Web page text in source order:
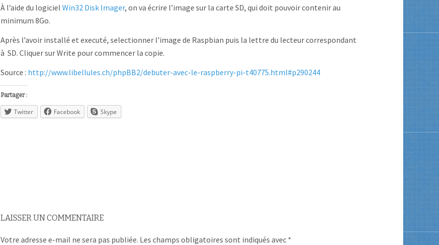
À l’aide du logiciel Win32 Disk Imager, on va écrire l’image sur la carte SD, qui doit pouvoir contenir au
minimum 8Go.
Après l’avoir installé et executé, selectionner l’image de Raspbian puis la lettre du lecteur correspondant
à SD. Cliquer sur Write pour commencer la copie.
Source : http://www.libellules.ch/phpBB2/debuter-avec-le-raspberry-pi-t40775.html#p290244
Partager :
Twitter Facebook Skype
LAISSER UN COMMENTAIRE
Votre adresse e-mail ne sera pas publiée. Les champs obligatoires sont indiqués avec *